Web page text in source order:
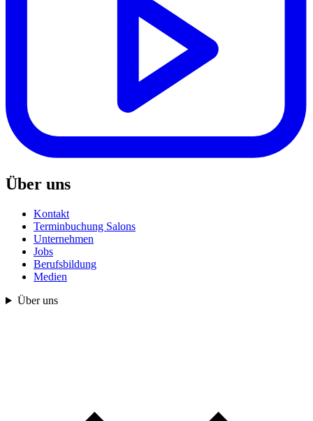
Über uns
Kontakt
Terminbuchung Salons
Unternehmen
Jobs
Berufsbildung
Medien
Über uns